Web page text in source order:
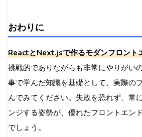
おわりに
ReactとNext.jsで作るモダンフロント
挑戦的でありながらも非常にやりがい
事で学んだ知識を基礎として、実際の
んでみてください。失敗を恐れず、常
ンジする姿勢が、優れたフロントエン
でしょう。